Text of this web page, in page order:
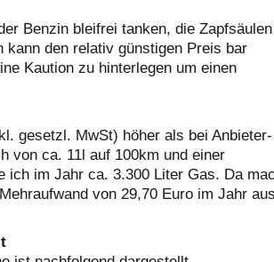
Benzin bleifrei tanken, die Zapfsäulen
kann den relativ günstigen Preis bar
Kaution zu hinterlegen um einen
gesetzl. MwSt) höher als bei Anbieter-
von ca. 11l auf 100km und einer
ich im Jahr ca. 3.300 Liter Gas. Da
von 29,70 Euro im Jahr